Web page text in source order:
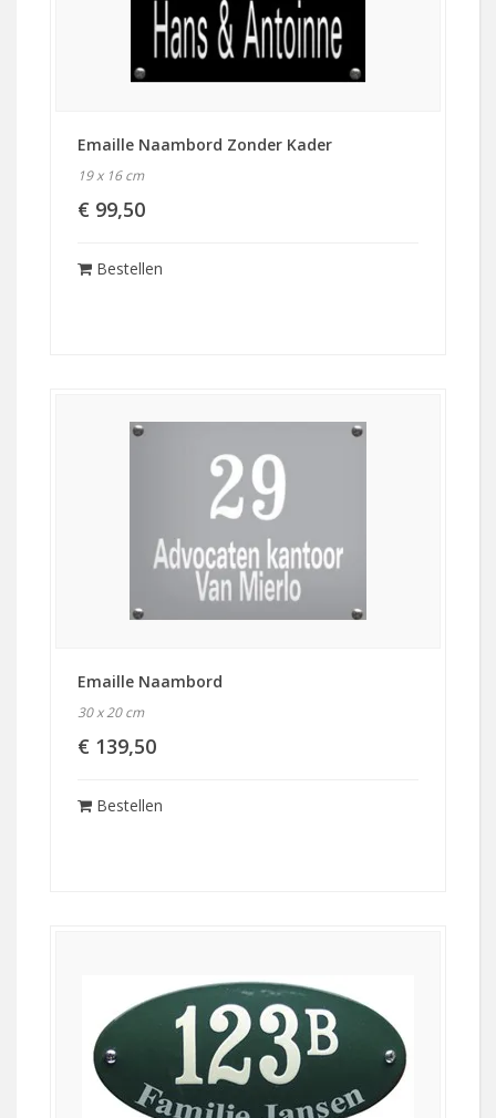
Emaille Naambord Zonder Kader
19 x 16 cm
€ 99,50
Bestellen
Emaille Naambord
30 x 20 cm
€ 139,50
Bestellen